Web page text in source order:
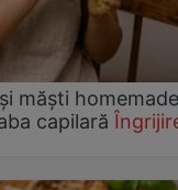
măști homemade
capilară